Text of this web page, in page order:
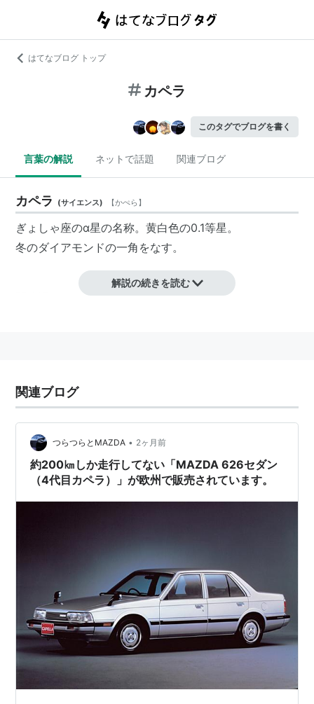
はてなブログ トップ
カペラ
このタグでブログを書く
言葉の解説 ネットで話題 関連ブログ
カペラ (サイエンス) 【かぺら】
ぎょしゃ座のα星の名称。黄白色の0.1等星。
冬のダイアモンドの一角をなす。
関連語 リスト::天文学
初代のデビューは1970年で、当初はロータリーエンジ
ン搭載車がメインだった。
1978年発売の2代目以降はレシプロ専用車となり、最終
モデルとなった7代目は1997年にデビューし、2002年
に生産を終了。現在のアテンザに発展する。
解説の続きを読む
関連ブログ
つらつらとMAZDA • 2ヶ月前
約200㎞しか走行してない「MAZDA 626セダン
（4代目カペラ）」が欧州で販売されています。